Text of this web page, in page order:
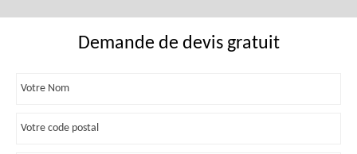
Demande de devis gratuit